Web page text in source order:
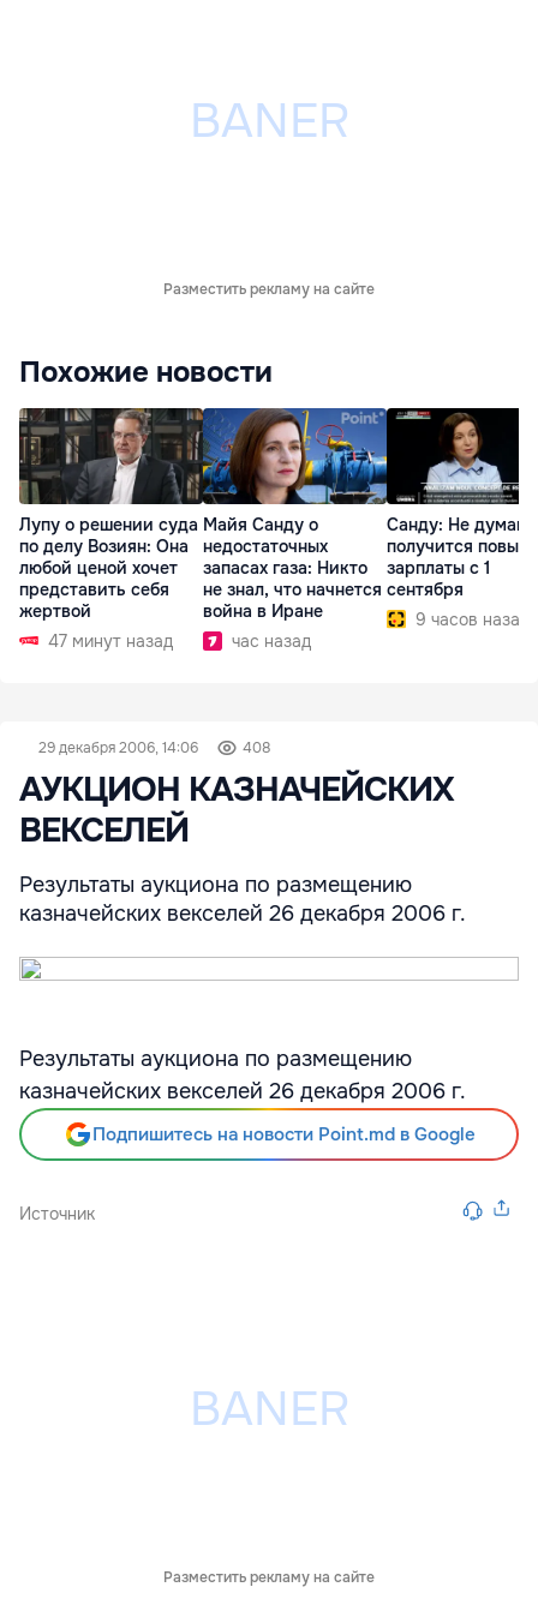
Разместить рекламу на сайте
Похожие новости
Лупу о решении суда
по делу Возиян: Она
любой ценой хочет
представить себя
жертвой
47 минут назад
Майя Санду о
недостаточных
запасах газа: Никто
не знал, что начнется
война в Иране
час назад
Санду: Не думаю,
получится
зарплаты с 1
сентября
9 часов назад
29 декабря 2006, 14:06 408
АУКЦИОН КАЗНАЧЕЙСКИХ
ВЕКСЕЛЕЙ
Результаты аукциона по размещению
казначейских векселей 26 декабря 2006 г.
Результаты аукциона по размещению
казначейских векселей 26 декабря 2006 г.
Подпишитесь на новости Point.md в Google
Источник
Разместить рекламу на сайте